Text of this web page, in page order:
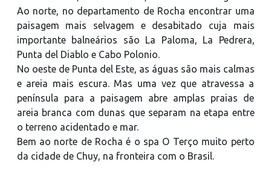
Ao norte, no departamento de Rocha encontrar uma
paisagem mais selvagem e desabitado cuja mais
importante balneários são La Paloma, La Pedrera,
Punta del Diablo e Cabo Polonio.
No oeste de Punta del Este, as águas são mais calmas
e areia mais escura. Mas uma vez que atravessa a
península para a paisagem abre amplas praias de
areia branca com dunas que separam na etapa entre
o terreno acidentado e mar.
Bem ao norte de Rocha é o spa O Terço muito perto
da cidade de Chuy, na fronteira com o Brasil.